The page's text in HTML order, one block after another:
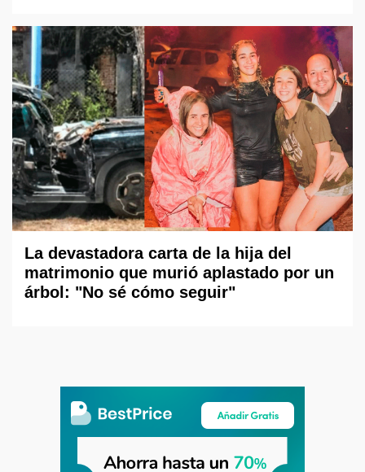
La devastadora carta de la hija del
matrimonio que murió aplastado por un
árbol: "No sé cómo seguir"